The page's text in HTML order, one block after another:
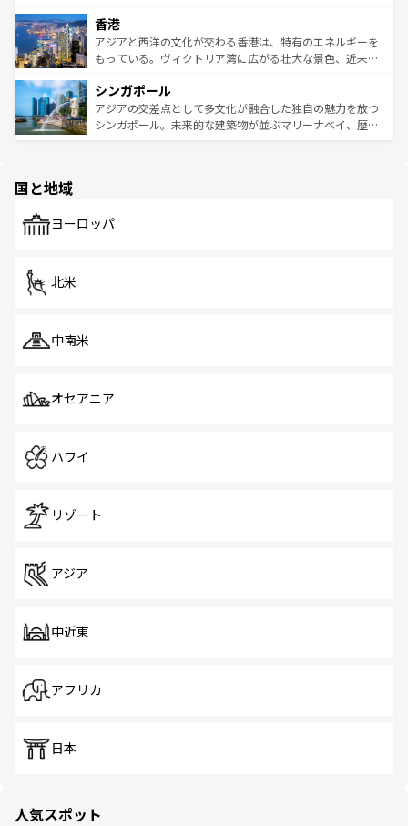
とつ。フォーやバインミー、ベトナムコーヒーなどは、ぜ
ひ現地で味わいたい。どの地域を訪れてもあたたかい人々
が旅行者を迎えてくれるので、きっと忘れられない旅にな
参照してほしい。
の活気が交差している。北部ではチェンマイなどの山岳地
帯で自然と触れ合い、南部ではプーケットやクラビの美し
いビーチでリゾート気分を楽しむことができる。タイ料理
激する。気候は一年中温暖で、どの季節にも異なる楽しみ
が待っている。親しみやすいタイの人々、仏教を中心とし
た文化、そして多様な観光資源が、訪れる旅人を魅了し続
香港
アジアと西洋の文化が交わる香港は、特有のエネルギーを
もっている。ヴィクトリア湾に広がる壮大な景色、近未来
み、どこを訪れても感動するはず。観光スポットが密集し
ており、効率よく見どころを回れるのも魅力。息をのむよ
うな絶景から文化的な体験まで、香港を存分に楽しみ尽く
シンガポール
アジアの交差点として多文化が融合した独自の魅力を放つ
シンガポール。未来的な建築物が並ぶマリーナベイ、歴史
で、ホーカーズは地元の風情を楽しめる外せないスポット
国と地域
ヨーロッパ
北米
中南米
オセアニア
ハワイ
リゾート
アジア
中近東
アフリカ
日本
人気スポット